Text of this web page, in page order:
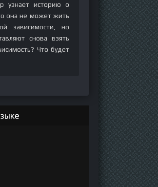
узнает историю о
она не может жить
зависимости, но
снова взять
Что будет